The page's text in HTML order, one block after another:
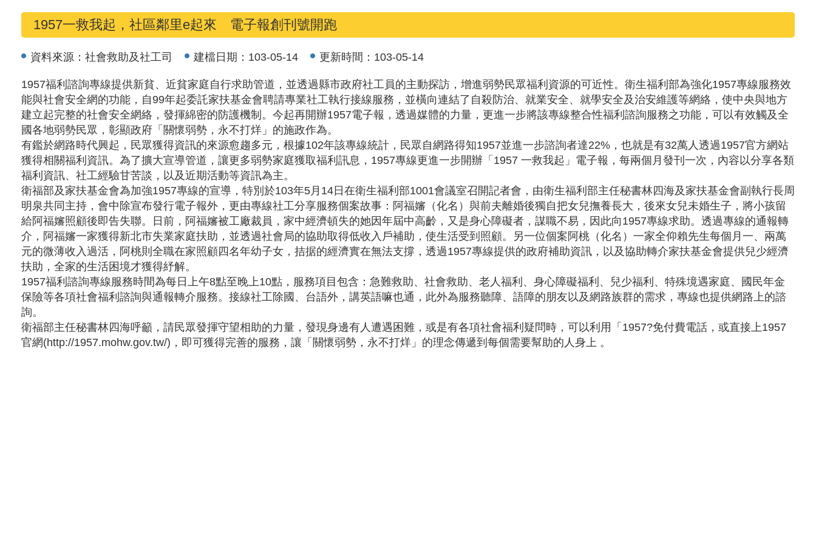
1957一救我起，社區鄰里e起來 電子報創刊號開跑
資料來源： 社會救助及社工司 建檔日期： 103-05-14 更新時間： 103-05-14
1957福利諮詢專線提供新貧、近貧家庭自行求助管道，並透過縣市政府社工員的主動探訪，增進弱勢民眾福利資源的可近性。衛生福利部為強化1957專線服務效
能與社會安全網的功能，自99年起委託家扶基金會聘請專業社工執行接線服務，並橫向連結了自殺防治、就業安全、就學安全及治安維護等網絡，使中央與地方
建立起完整的社會安全網絡，發揮綿密的防護機制。今起再開辦1957電子報，透過媒體的力量，更進一步將該專線整合性福利諮詢服務之功能，可以有效觸及全
國各地弱勢民眾，彰顯政府「關懷弱勢，永不打烊」的施政作為。
有鑑於網路時代興起，民眾獲得資訊的來源愈趨多元，根據102年該專線統計，民眾自網路得知1957並進一步諮詢者達22%，也就是有32萬人透過1957官方網站
獲得相關福利資訊。為了擴大宣導管道，讓更多弱勢家庭獲取福利訊息，1957專線更進一步開辦「1957 一救我起」電子報，每兩個月發刊一次，內容以分享各類
福利資訊、社工經驗甘苦談，以及近期活動等資訊為主。
衛福部及家扶基金會為加強1957專線的宣導，特別於103年5月14日在衛生福利部1001會議室召開記者會，由衛生福利部主任秘書林四海及家扶基金會副執行長周
明泉共同主持，會中除宣布發行電子報外，更由專線社工分享服務個案故事：阿福嬸（化名）與前夫離婚後獨自把女兒撫養長大，後來女兒未婚生子，將小孩留
給阿福嬸照顧後即告失聯。日前，阿福嬸被工廠裁員，家中經濟頓失的她因年屆中高齡，又是身心障礙者，謀職不易，因此向1957專線求助。透過專線的通報轉
介，阿福嬸一家獲得新北市失業家庭扶助，並透過社會局的協助取得低收入戶補助，使生活受到照顧。另一位個案阿桃（化名）一家全仰賴先生每個月一、兩萬
元的微薄收入過活，阿桃則全職在家照顧四名年幼子女，拮据的經濟實在無法支撐，透過1957專線提供的政府補助資訊，以及協助轉介家扶基金會提供兒少經濟
扶助，全家的生活困境才獲得紓解。
1957福利諮詢專線服務時間為每日上午8點至晚上10點，服務項目包含：急難救助、社會救助、老人福利、身心障礙福利、兒少福利、特殊境遇家庭、國民年金
保險等各項社會福利諮詢與通報轉介服務。接線社工除國、台語外，講英語嘛也通，此外為服務聽障、語障的朋友以及網路族群的需求，專線也提供網路上的諮
詢。
衛福部主任秘書林四海呼籲，請民眾發揮守望相助的力量，發現身邊有人遭遇困難，或是有各項社會福利疑問時，可以利用「1957?免付費電話，或直接上1957
官網(http://1957.mohw.gov.tw/)，即可獲得完善的服務，讓「關懷弱勢，永不打烊」的理念傳遞到每個需要幫助的人身上 。